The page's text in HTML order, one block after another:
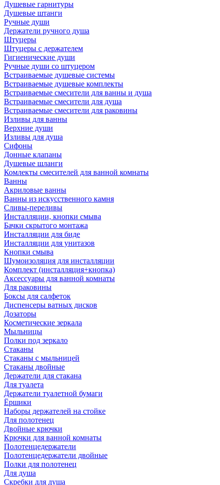
Душевые гарнитуры
Душевые штанги
Ручные души
Держатели ручного душа
Штуцеры
Штуцеры с держателем
Гигиенические души
Ручные души со штуцером
Встраиваемые душевые системы
Встраиваемые душевые комплекты
Встраиваемые смесители для ванны и душа
Встраиваемые смесители для душа
Встраиваемые смесители для раковины
Изливы для ванны
Верхние души
Изливы для душа
Сифоны
Донные клапаны
Душевые шланги
Комлекты смесителей для ванной комнаты
Ванны
Акриловые ванны
Ванны из искусственного камня
Сливы-переливы
Инсталляции, кнопки смыва
Бачки скрытого монтажа
Инсталляции для биде
Инсталляции для унитазов
Кнопки смыва
Шумоизоляция для инсталляции
Комплект (инсталляция+кнопка)
Аксессуары для ванной комнаты
Для раковины
Боксы для салфеток
Диспенсеры ватных дисков
Дозаторы
Косметические зеркала
Мыльницы
Полки под зеркало
Стаканы
Стаканы с мыльницей
Стаканы двойные
Держатели для стакана
Для туалета
Держатели туалетной бумаги
Ёршики
Наборы держателей на стойке
Для полотенец
Двойные крючки
Крючки для ванной комнаты
Полотенцедержатели
Полотенцедержатели двойные
Полки для полотенец
Для душа
Скребки для душа